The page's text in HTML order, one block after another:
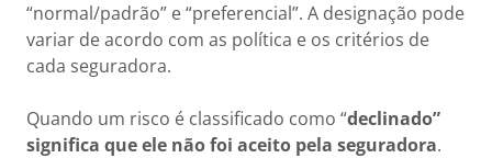
“normal/padrão” e “preferencial”. A designação pode
variar de acordo com as política e os critérios de
cada seguradora.
Quando um risco é classificado como “declinado”
significa que ele não foi aceito pela seguradora.